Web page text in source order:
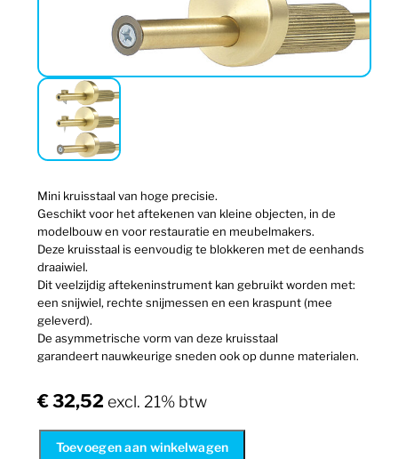
Mini kruisstaal van hoge precisie.
Geschikt voor het aftekenen van kleine objecten, in de
modelbouw en voor restauratie en meubelmakers.
Deze kruisstaal is eenvoudig te blokkeren met de eenhands
draaiwiel.
Dit veelzijdig aftekeninstrument kan gebruikt worden met:
een snijwiel, rechte snijmessen en een kraspunt (mee
geleverd).
De asymmetrische vorm van deze kruisstaal
garandeert nauwkeurige sneden ook op dunne materialen.
€32,52 excl. 21% btw
Toevoegen aan winkelwagen